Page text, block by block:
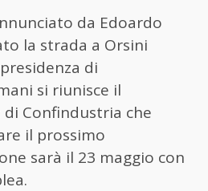
da Edoardo
la strada a Orsini
di
si riunisce il
Confindustria che
il prossimo
sarà il 23 maggio con